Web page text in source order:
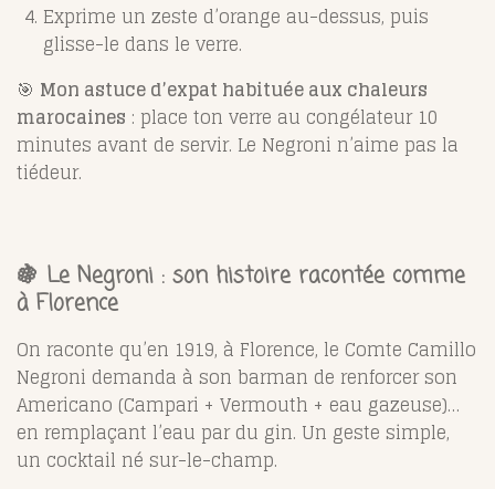
Exprime un zeste d’orange au-dessus, puis
glisse-le dans le verre.
🎯 Mon astuce d’expat habituée aux chaleurs
marocaines : place ton verre au congélateur 10
minutes avant de servir. Le Negroni n’aime pas la
tiédeur.
🍇 Le Negroni : son histoire racontée comme
à Florence
On raconte qu’en 1919, à Florence, le Comte Camillo
Negroni demanda à son barman de renforcer son
Americano (Campari + Vermouth + eau gazeuse)…
en remplaçant l’eau par du gin. Un geste simple,
un cocktail né sur-le-champ.